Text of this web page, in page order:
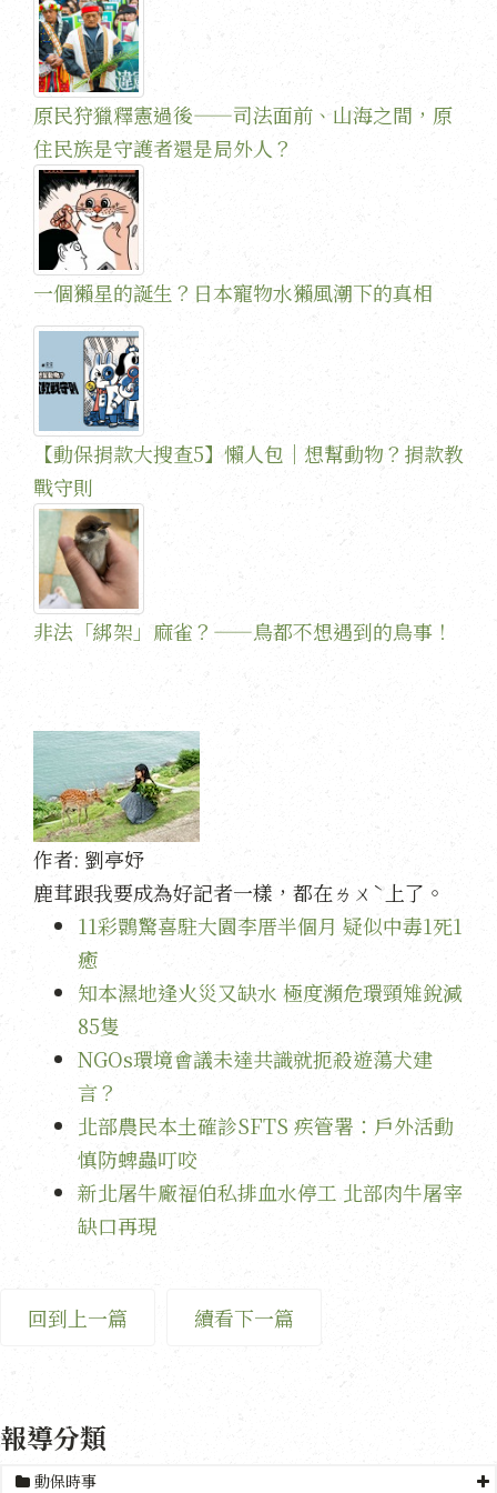
原民狩獵釋憲過後——司法面前、山海之間，原
住民族是守護者還是局外人？
一個獺星的誕生？日本寵物水獺風潮下的真相
【動保捐款大搜查5】懶人包｜想幫動物？捐款教
戰守則
非法「綁架」麻雀？——鳥都不想遇到的鳥事！
作者: 劉亭妤
鹿茸跟我要成為好記者一樣，都在ㄌㄨˋ上了。
11彩䴉驚喜駐大園李厝半個月 疑似中毒1死1
癒
知本濕地逢火災又缺水 極度瀕危環頸雉銳減
85隻
NGOs環境會議未達共識就扼殺遊蕩犬建
言？
北部農民本土確診SFTS 疾管署：戶外活動
慎防蜱蟲叮咬
新北屠牛廠福伯私排血水停工 北部肉牛屠宰
缺口再現
回到上一篇 續看下一篇
報導分類
動保時事